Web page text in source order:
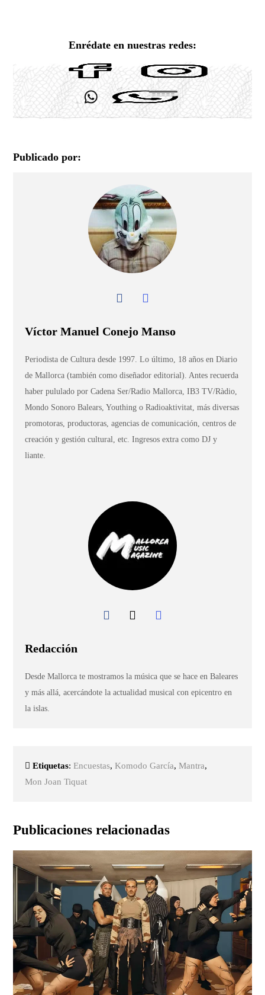
Enrédate en nuestras redes:
Publicado por:
Víctor Manuel Conejo Manso
Periodista de Cultura desde 1997. Lo último, 18 años en Diario
de Mallorca (también como diseñador editorial). Antes recuerda
haber pululado por Cadena Ser/Radio Mallorca, IB3 TV/Ràdio,
Mondo Sonoro Balears, Youthing o Radioaktivitat, más diversas
promotoras, productoras, agencias de comunicación, centros de
creación y gestión cultural, etc. Ingresos extra como DJ y
liante.
Redacción
Desde Mallorca te mostramos la música que se hace en Baleares
y más allá, acercándote la actualidad musical con epicentro en
la islas.
Etiquetas:Encuestas,Komodo García,Mantra,
Mon Joan Tiquat
Publicaciones relacionadas